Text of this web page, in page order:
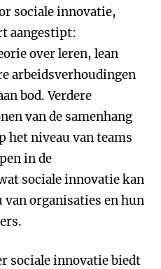
sociale innovatie,
aangestipt:
over leren, lean
arbeidsverhoudingen
bod. Verdere
van de samenhang
het niveau van teams
in de
sociale innovatie kan
van organisaties en hun
sociale innovatie biedt